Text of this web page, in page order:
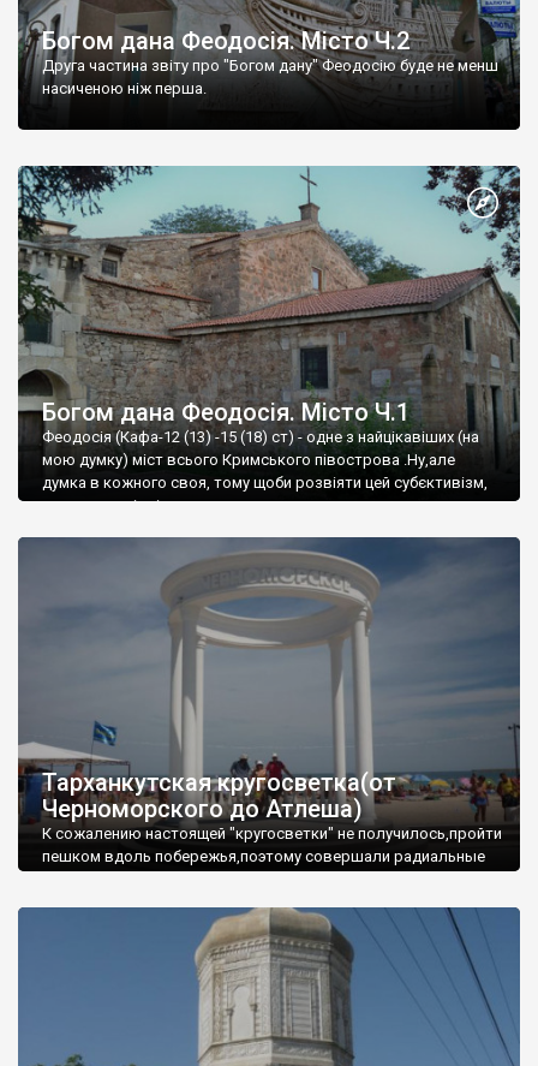
Богом дана Феодосія. Місто Ч.2
Друга частина звіту про "Богом дану" Феодосію буде не менш
насиченою ніж перша.
Богом дана Феодосія. Місто Ч.1
Феодосія (Кафа-12 (13) -15 (18) ст) - одне з найцікавіших (на
мою думку) міст всього Кримського півострова .Ну,але
думка в кожного своя, тому щоби розвіяти цей субєктивізм,
запрошую відвідати це
Тарханкутская кругосветка(от
Черноморского до Атлеша)
К сожалению настоящей "кругосветки" не получилось,пройти
пешком вдоль побережья,поэтому совершали радиальные